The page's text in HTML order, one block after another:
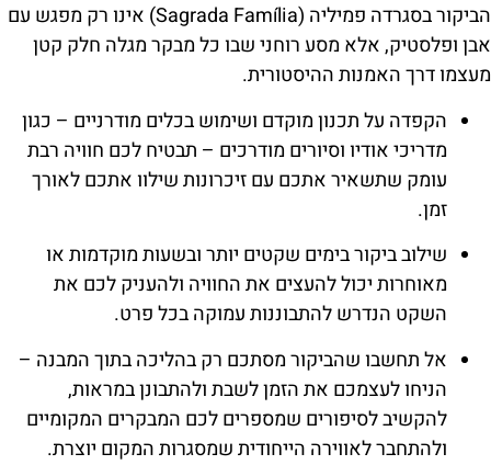
הביקור בסגרדה פמיליה (Sagrada Família) אינו רק מפגש עם
אבן ופלסטיק, אלא מסע רוחני שבו כל מבקר מגלה חלק קטן
מעצמו דרך האמנות ההיסטורית.
הקפדה על תכנון מוקדם ושימוש בכלים מודרניים – כגון
מדריכי אודיו וסיורים מודרכים – תבטיח לכם חוויה רבת
עומק שתשאיר אתכם עם זיכרונות שילוו אתכם לאורך
זמן.
שילוב ביקור בימים שקטים יותר ובשעות מוקדמות או
מאוחרות יכול להעצים את החוויה ולהעניק לכם את
השקט הנדרש להתבוננות עמוקה בכל פרט.
אל תחשבו שהביקור מסתכם רק בהליכה בתוך המבנה –
הניחו לעצמכם את הזמן לשבת ולהתבונן במראות,
להקשיב לסיפורים שמספרים לכם המבקרים המקומיים
ולהתחבר לאווירה הייחודית שמסגרות המקום יוצרת.